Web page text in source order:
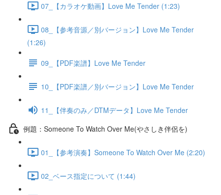
07_【カラオケ動画】Love Me Tender (1:23)
08_【参考音源／別バージョン】Love Me Tender
(1:26)
09_【PDF楽譜】Love Me Tender
10_【PDF楽譜／別バージョン】Love Me Tender
11_【伴奏のみ／DTMデータ】Love Me Tender
例題：Someone To Watch Over Me(やさしき伴侶を)
01_【参考演奏】Someone To Watch Over Me (2:20)
02_ベース指定について (1:44)